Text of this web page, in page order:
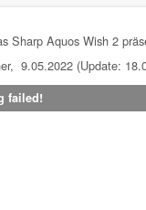
Sharp Aquos Wish 2
9.05.2022 (Update:
failed!